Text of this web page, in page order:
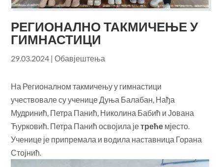
РЕГИОНАЛНО ТАКМИЧЕЊЕ У
ГИМНАСТИЦИ
29.03.2024 |Обавјештења
На Регионалном такмичењу у гимнастици
учествовале су ученице Дуња Балабан, Нађа
Мудринић, Петра Панић, Николина Бабић и Јована
Ћурковић. Петра Панић освојила јетреће мјесто.
Ученице је припремала и водила наставница Горана
Стојнић.